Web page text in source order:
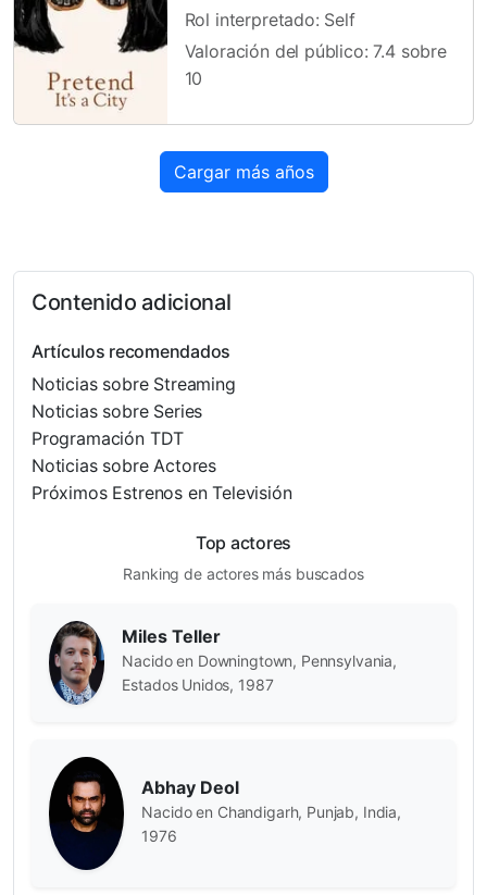
Rol interpretado: Self
Valoración del público: 7.4 sobre
10
Cargar más años
Contenido adicional
Artículos recomendados
Noticias sobre Streaming
Noticias sobre Series
Programación TDT
Noticias sobre Actores
Próximos Estrenos en Televisión
Top actores
Ranking de actores más buscados
Miles Teller
Nacido en Downingtown, Pennsylvania,
Estados Unidos, 1987
Abhay Deol
Nacido en Chandigarh, Punjab, India,
1976